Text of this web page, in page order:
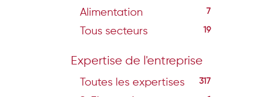
Alimentation 7
Tous secteurs 19
Expertise de l'entreprise
Toutes les expertises 317